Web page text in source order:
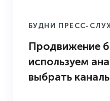
и в любой работе
какие типы
со СМИ
медиаполе и как
БУДНИ ПРЕСС-
Продвижение
используем
выбрать